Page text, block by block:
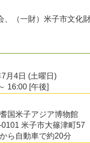
、（一財）米子市文化
月4日 (土曜日)
16:00 [午後]
国米子アジア博物館
0101 米子市大篠津町57
ら自動車で約20分